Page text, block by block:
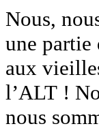
Nous,
une partie
aux
l’ALT !
nous